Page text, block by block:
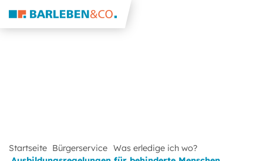
Startseite Bürgerservice Was erledige ich wo?